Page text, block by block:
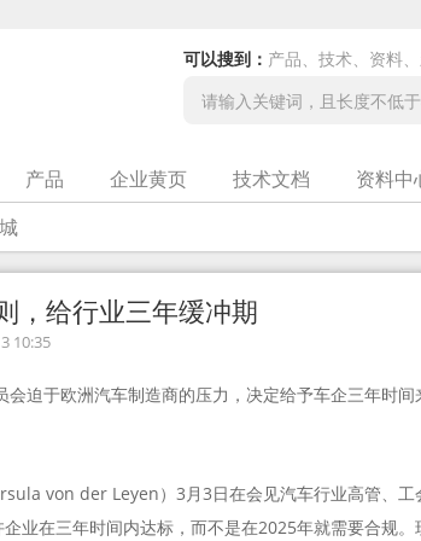
可以搜到： 产品、技术、资料
产品 企业黄页 技术文档 资料中
排放规则，给行业三年缓冲期
，给行业三年缓冲期
10:35
迫于欧洲汽车制造商的压力，决定给予车企三年时
von der Leyen）3月3日在会见汽车行业高管、工
业在三年时间内达标，而不是在2025年就需要合规